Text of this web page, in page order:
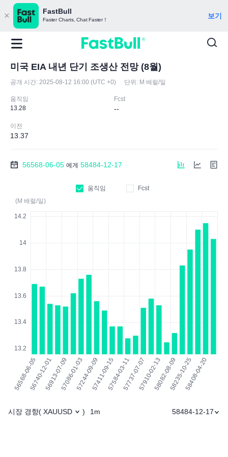
FastBull
Faster Charts, Chat Faster！ 보기
미국 EIA 내년 단기 조생산 전망 (8월)
공개 시간: 2025-08-12 16:00 (UTC +0) 단위: M 배럴/일
움직임
13.28
Fcst
--
이전
13.37
56568-06-05 에게 58484-12-17
움직임
Fcst
(M 배럴/일)
시장 경향( XAUUSD ) 1m 58484-12-17